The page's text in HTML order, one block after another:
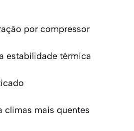
por compressor
estabilidade térmica
climas mais quentes